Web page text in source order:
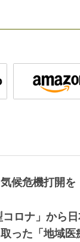
候危機打開を
コロナ」から
った「地域